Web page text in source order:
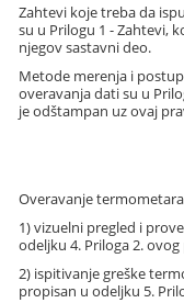
Zahtevi koje treba da
su u Prilogu 1 - Zahtevi,
njegov sastavni deo.
Metode merenja i
overavanja dati su u
je odštampan uz ovaj
Overavanje
1) vizuelni pregled i
odeljku 4. Priloga 2.
2) ispitivanje greške
propisan u odeljku 5.